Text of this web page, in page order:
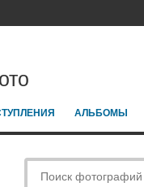
АЛЬБОМЫ